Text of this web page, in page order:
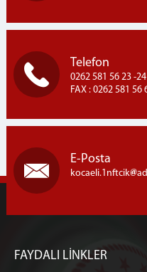
Telefon
0262 581 56 23 -24
FAX : 0262 581 56
E-Posta
kocaeli.1nftcik
FAYDALI LİNKLER